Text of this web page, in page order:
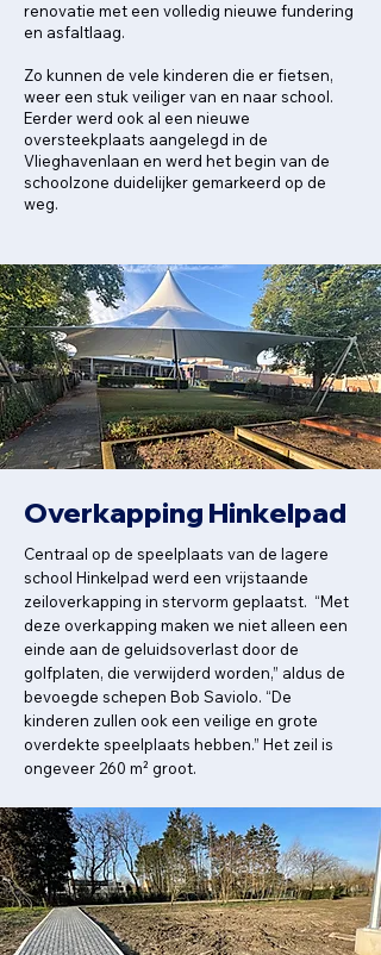
Overkapping Hinkelpad
Centraal op de speelplaats van de lagere
school Hinkelpad werd een vrijstaande
zeiloverkapping in stervorm geplaatst. “Met
deze overkapping maken we niet alleen een
einde aan de geluidsoverlast door de
golfplaten, die verwijderd worden,” aldus de
bevoegde schepen Bob Saviolo. “De
kinderen zullen ook een veilige en grote
overdekte speelplaats hebben.” Het zeil is
ongeveer 260 m² groot.
renovatie met een volledig nieuwe fundering
en asfaltlaag.
Zo kunnen de vele kinderen die er fietsen,
weer een stuk veiliger van en naar school.
Eerder werd ook al een nieuwe
oversteekplaats aangelegd in de
Vlieghavenlaan en werd het begin van de
schoolzone duidelijker gemarkeerd op de
weg.